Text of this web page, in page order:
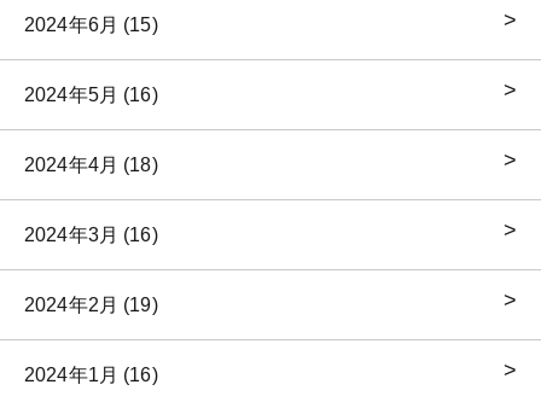
2024年6月 (15)
2024年5月 (16)
2024年4月 (18)
2024年3月 (16)
2024年2月 (19)
2024年1月 (16)